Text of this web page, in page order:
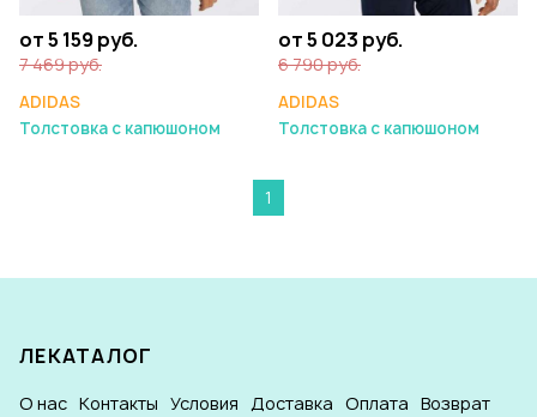
от 5 159 руб.
7 469 руб.
ADIDAS
Толстовка с капюшоном
от 5 023 руб.
6 790 руб.
ADIDAS
Толстовка с капюшоном
1
ЛЕКАТАЛОГ
О нас Контакты Условия Доставка Оплата Возврат